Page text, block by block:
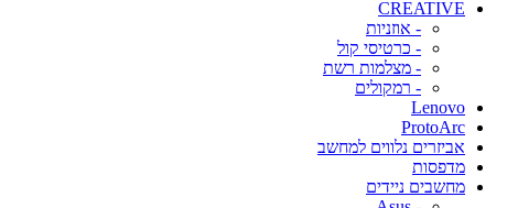
CREATIVE
- אוזניות
- כרטיסי קול
- מצלמות רשת
- רמקולים
Lenovo
ProtoArc
אביזרים נלווים למחשב
מדפסות
מחשבים ניידים